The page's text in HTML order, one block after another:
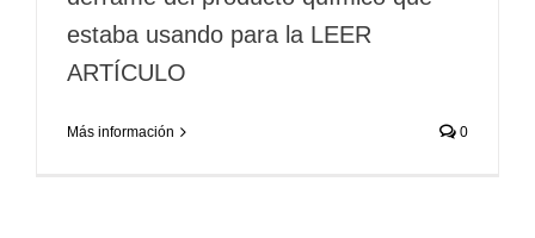
estaba usando para la LEER
ARTÍCULO
Más información 0